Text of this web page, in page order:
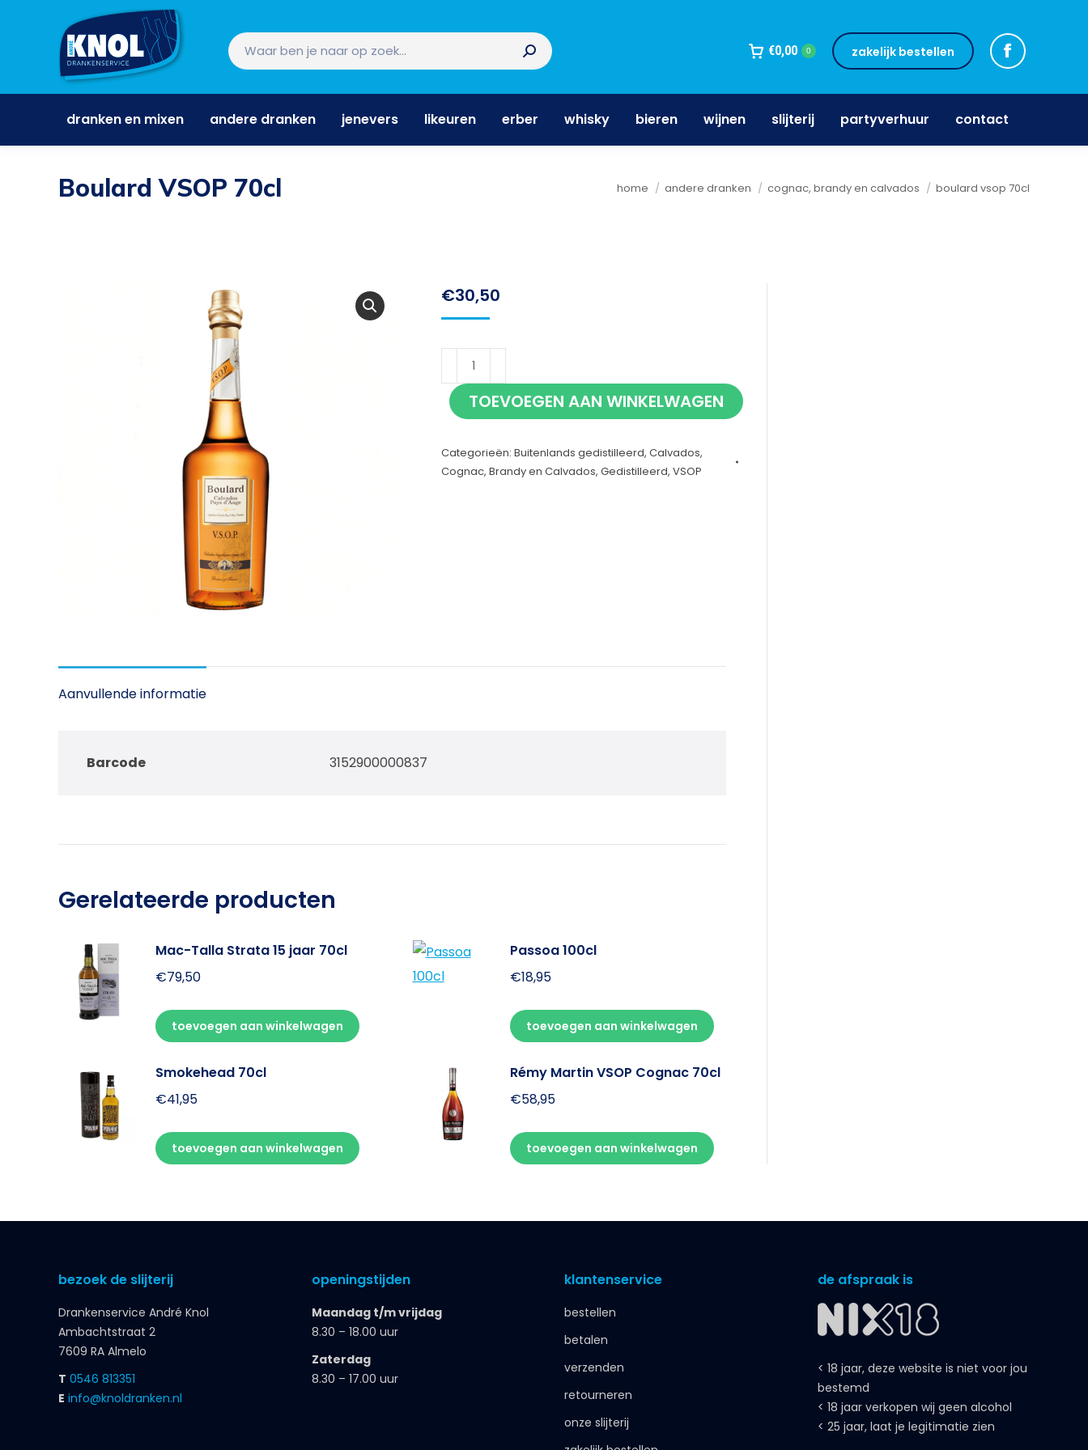
€0,00 0 zakelijk bestellen
dranken en mixen andere dranken jenevers likeuren erber whisky bieren wijnen slijterij partyverhuur contact
Boulard VSOP 70cl Je bent hier:
home andere dranken cognac, brandy en calvados boulard vsop 70cl
€30,50
Boulard
VSOP
70cl
TOEVOEGEN AAN WINKELWAGEN
Categorieën: Buitenlands gedistilleerd, Calvados,
Cognac, Brandy en Calvados, Gedistilleerd, VSOP
Aanvullende informatie
Barcode 3152900000837
Gerelateerde producten
Mac-Talla Strata 15 jaar 70cl
€79,50
toevoegen aan winkelwagen
Passoa 100cl
€18,95
toevoegen aan winkelwagen
Smokehead 70cl
€41,95
toevoegen aan winkelwagen
Rémy Martin VSOP Cognac 70cl
€58,95
toevoegen aan winkelwagen
bezoek de slijterij
Drankenservice André Knol
Ambachtstraat 2
7609 RA Almelo
T 0546 813351
E info@knoldranken.nl
openingstijden
Maandag t/m vrijdag
8.30 – 18.00 uur
Zaterdag
8.30 – 17.00 uur
klantenservice
bestellen
betalen
verzenden
retourneren
onze slijterij
de afspraak is
< 18 jaar, deze website is niet voor jou
bestemd
< 18 jaar verkopen wij geen alcohol
< 25 jaar, laat je legitimatie zien
dranken en mixen